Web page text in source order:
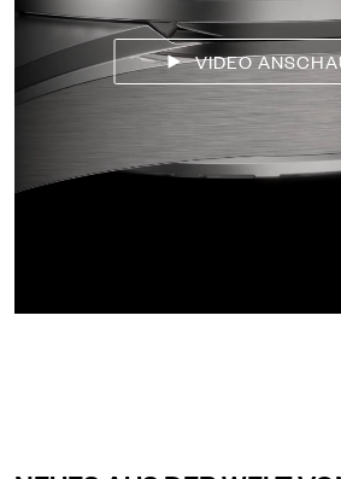
VIDEO